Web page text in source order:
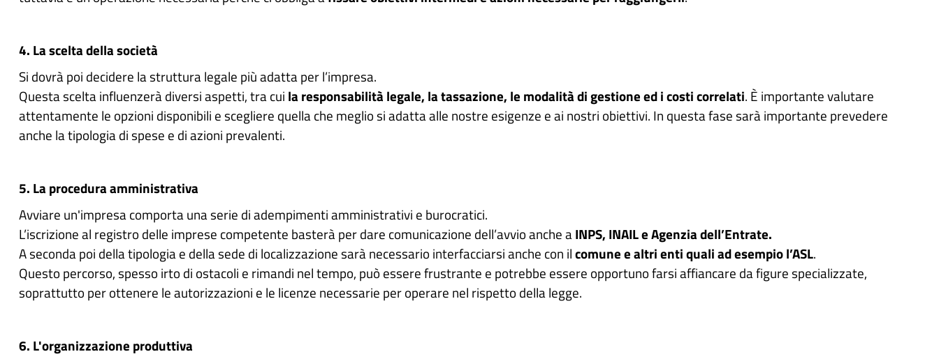
4. La scelta della società
Si dovrà poi decidere la struttura legale più adatta per l’impresa.
Questa scelta influenzerà diversi aspetti, tra cui la responsabilità legale, la tassazione, le modalità di gestione ed i costi correlati. È importante valutare
attentamente le opzioni disponibili e scegliere quella che meglio si adatta alle nostre esigenze e ai nostri obiettivi. In questa fase sarà importante prevedere
anche la tipologia di spese e di azioni prevalenti.
5. La procedura amministrativa
Avviare un'impresa comporta una serie di adempimenti amministrativi e burocratici.
L’iscrizione al registro delle imprese competente basterà per dare comunicazione dell’avvio anche aINPS, INAIL e Agenzia dell’Entrate.
A seconda poi della tipologia e della sede di localizzazione sarà necessario interfacciarsi anche con ilcomune e altri enti quali ad esempio l’ASL.
Questo percorso, spesso irto di ostacoli e rimandi nel tempo, può essere frustrante e potrebbe essere opportuno farsi affiancare da figure specializzate,
soprattutto per ottenere le autorizzazioni e le licenze necessarie per operare nel rispetto della legge.
6. L'organizzazione produttiva